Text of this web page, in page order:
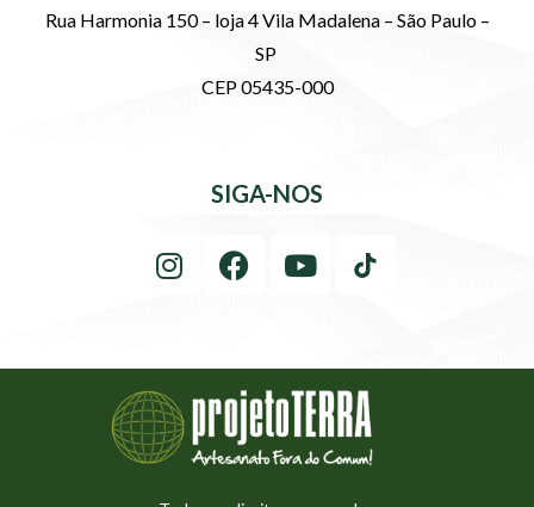
Rua Harmonia 150 – loja 4 Vila Madalena – São Paulo –
SP
CEP 05435-000
SIGA-NOS